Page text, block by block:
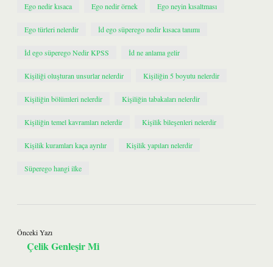
Ego nedir kısaca Ego nedir örnek Ego neyin kısaltması
Ego türleri nelerdir İd ego süperego nedir kısaca tanımı
İd ego süperego Nedir KPSS İd ne anlama gelir
Kişiliği oluşturan unsurlar nelerdir Kişiliğin 5 boyutu nelerdir
Kişiliğin bölümleri nelerdir Kişiliğin tabakaları nelerdir
Kişiliğin temel kavramları nelerdir Kişilik bileşenleri nelerdir
Kişilik kuramları kaça ayrılır Kişilik yapıları nelerdir
Süperego hangi ilke
Önceki Yazı
Çelik Genleşir Mi